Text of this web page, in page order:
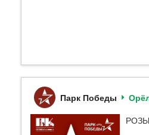
Парк Победы